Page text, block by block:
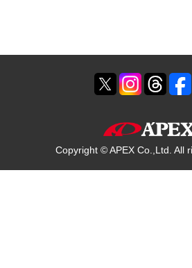
Copyright © APEX Co.,Ltd. All